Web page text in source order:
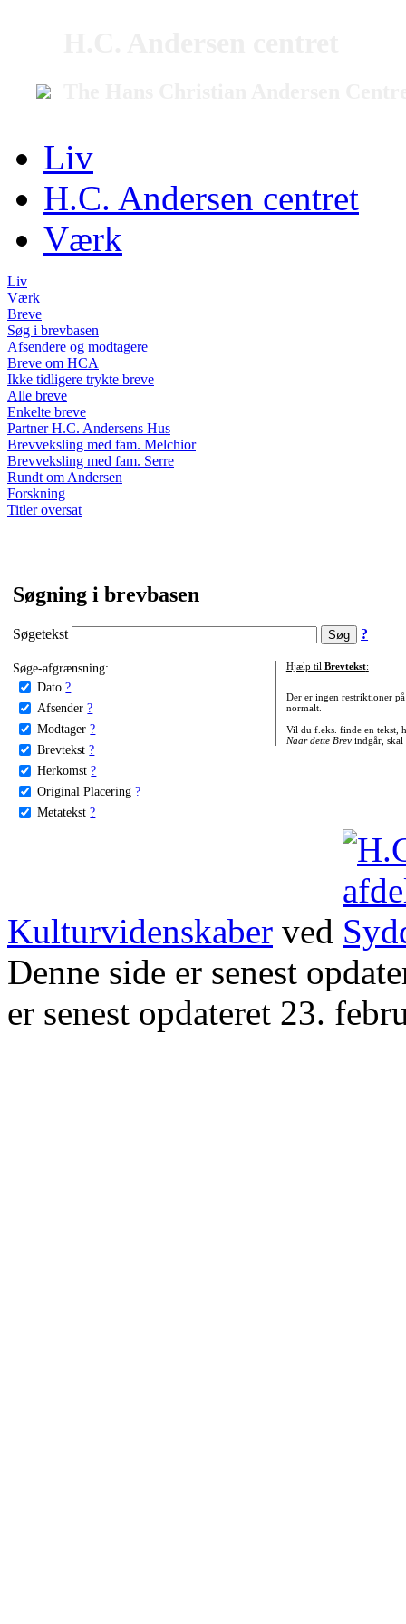
Liv
H.C. Andersen centret
Værk
Liv
Værk
Breve
Søg i brevbasen
Afsendere og modtagere
Breve om HCA
Ikke tidligere trykte breve
Alle breve
Enkelte breve
Partner H.C. Andersens Hus
Brevveksling med fam. Melchior
Brevveksling med fam. Serre
Rundt om Andersen
Forskning
Titler oversat
Søgning i brevbasen
Søgetekst ?
Søge-afgrænsning:
Dato ?
Afsender ?
Modtager ?
Brevtekst ?
Herkomst ?
Original Placering ?
Metatekst ?
Hjælp til Brevtekst:
Der er ingen restriktioner
normalt.
Vil du f.eks. finde en tekst,
Naar dette Brevindgår, skal
Kulturvidenskaber ved
Denne side er senest
er senest opdateret 23.